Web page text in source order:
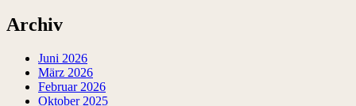
Archiv
Juni 2026
März 2026
Februar 2026
Oktober 2025